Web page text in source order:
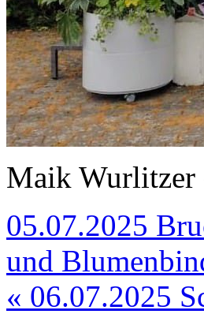
Maik Wurlitzer
05.07.2025
und
« 06.07.2025